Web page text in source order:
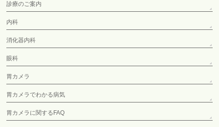
診療のご案内
内科
消化器内科
眼科
胃カメラ
胃カメラでわかる病気
胃カメラに関するFAQ